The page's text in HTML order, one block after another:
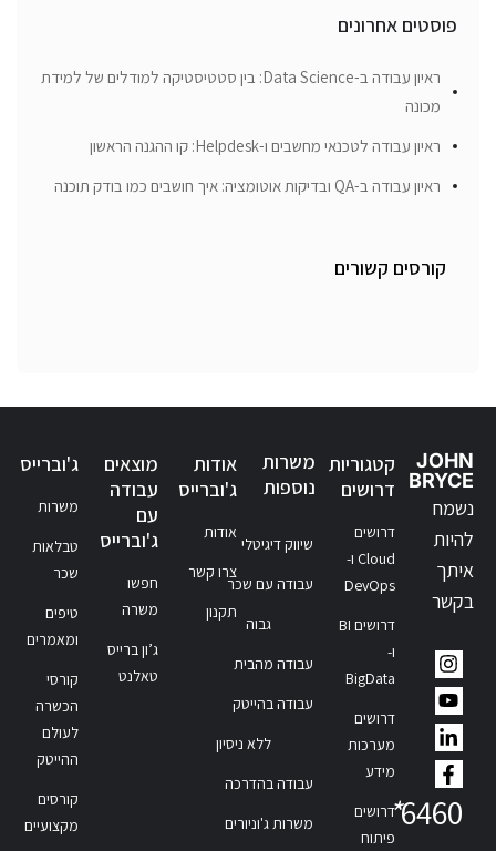
פוסטים אחרונים
ראיון עבודה ב-Data Science: בין סטטיסטיקה למודלים של למידת
מכונה
ראיון עבודה לטכנאי מחשבים ו-Helpdesk: קו ההגנה הראשון
ראיון עבודה ב-QA ובדיקות אוטומציה: איך חושבים כמו בודק תוכנה
קורסים קשורים
JOHN
BRYCE
נשמח
להיות
איתך
בקשר
6460
*
קטגוריות
דרושים
דרושים
Cloud ו-
DevOps
דרושים BI
ו-
BigData
דרושים
מערכות
מידע
דרושים
פיתוח
משרות
נוספות
שיווק דיגיטלי
עבודה עם שכר
גבוה
עבודה מהבית
עבודה בהייטק
ללא ניסיון
עבודה בהדרכה
משרות ג'וניורים
אודות
ג'וברייס
אודות
צרו קשר
תקנון
מוצאים
עבודה
עם
ג'וברייס
חפשו
משרה
ג’ון ברייס
טאלנט
ג'וברייס
משרות
טבלאות
שכר
טיפים
ומאמרים
קורסי
הכשרה
לעולם
ההייטק
קורסים
מקצועיים